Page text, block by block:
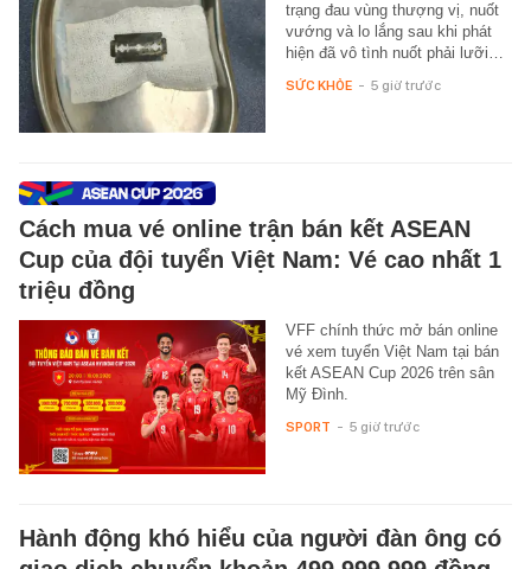
trạng đau vùng thượng vị, nuốt
vướng và lo lắng sau khi phát
hiện đã vô tình nuốt phải lưỡi…
SỨC KHỎE - 5 giờ trước
Cách mua vé online trận bán kết ASEAN
Cup của đội tuyển Việt Nam: Vé cao nhất 1
triệu đồng
VFF chính thức mở bán online
vé xem tuyển Việt Nam tại bán
kết ASEAN Cup 2026 trên sân
Mỹ Đình.
SPORT - 5 giờ trước
Hành động khó hiểu của người đàn ông có